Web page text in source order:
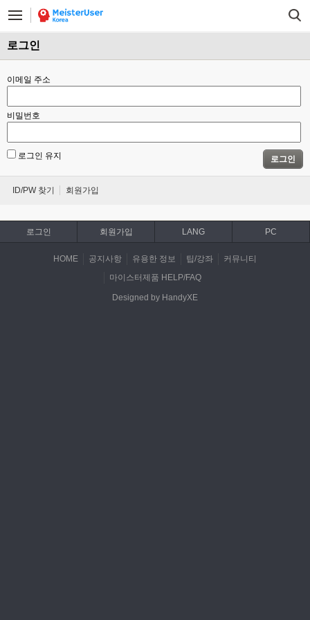
로그인
이메일 주소
비밀번호
로그인 유지 로그인
ID/PW 찾기 회원가입
로그인 회원가입 LANG PC
HOME 공지사항 유용한 정보 팁/강좌
커뮤니티
마이스터제품 HELP/FAQ
Designed by HandyXE